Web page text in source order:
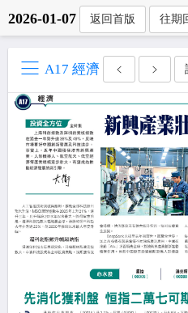
2026-01-07 返回首版 往期
A17 經濟